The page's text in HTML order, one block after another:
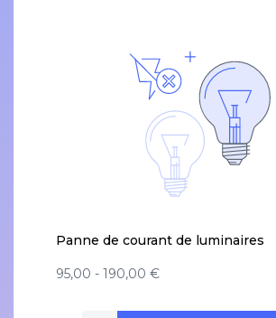
Panne de courant de luminaires
95,00 - 190,00 €